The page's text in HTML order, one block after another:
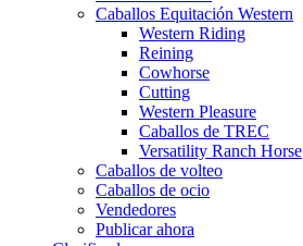
Caballos Equitación Western
Western Riding
Reining
Cowhorse
Cutting
Western Pleasure
Caballos de TREC
Versatility Ranch Horse
Caballos de volteo
Caballos de ocio
Vendedores
Publicar ahora